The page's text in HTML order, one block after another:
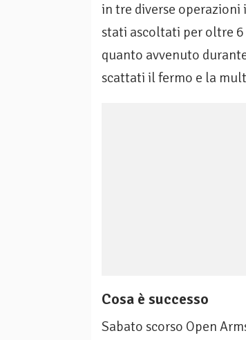
in tre diverse operazioni
stati ascoltati per oltre
quanto avvenuto
scattati il fermo e la
Cosa è successo
Sabato scorso Open